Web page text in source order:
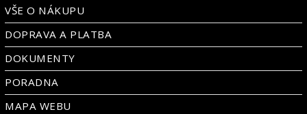
VŠE O NÁKUPU
DOPRAVA A PLATBA
DOKUMENTY
PORADNA
MAPA WEBU